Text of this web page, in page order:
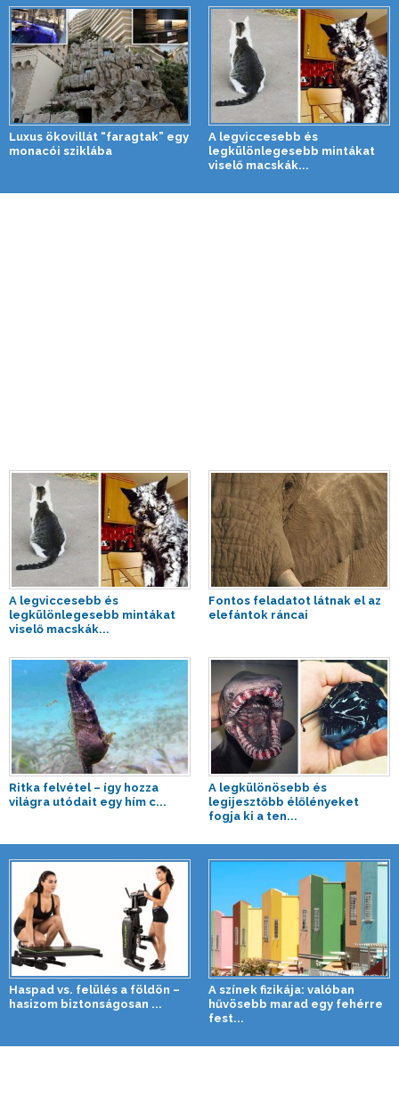
Luxus ökovillát “faragtak” egy
monacói sziklába
A legviccesebb és
legkülönlegesebb mintákat
viselő macskák...
A legviccesebb és
legkülönlegesebb mintákat
viselő macskák...
Fontos feladatot látnak el az
elefántok ráncai
Ritka felvétel – így hozza
világra utódait egy hím c...
A legkülönösebb és
legijesztőbb élőlényeket
fogja ki a ten...
Haspad vs. felülés a földön –
hasizom biztonságosan ...
A színek fizikája: valóban
hűvösebb marad egy fehérre
fest...